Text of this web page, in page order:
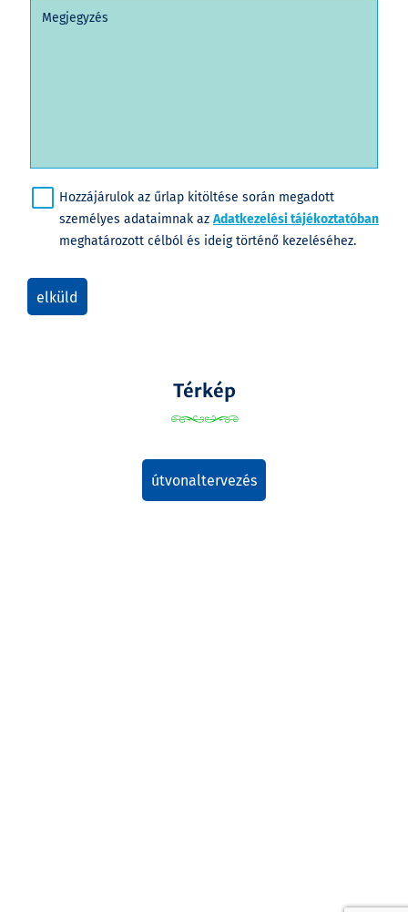
Megjegyzés
Hozzájárulok az űrlap kitöltése során megadott
személyes adataimnak az Adatkezelési tájékoztatóban
meghatározott célból és ideig történő kezeléséhez.
elküld
Térkép
útvonaltervezés